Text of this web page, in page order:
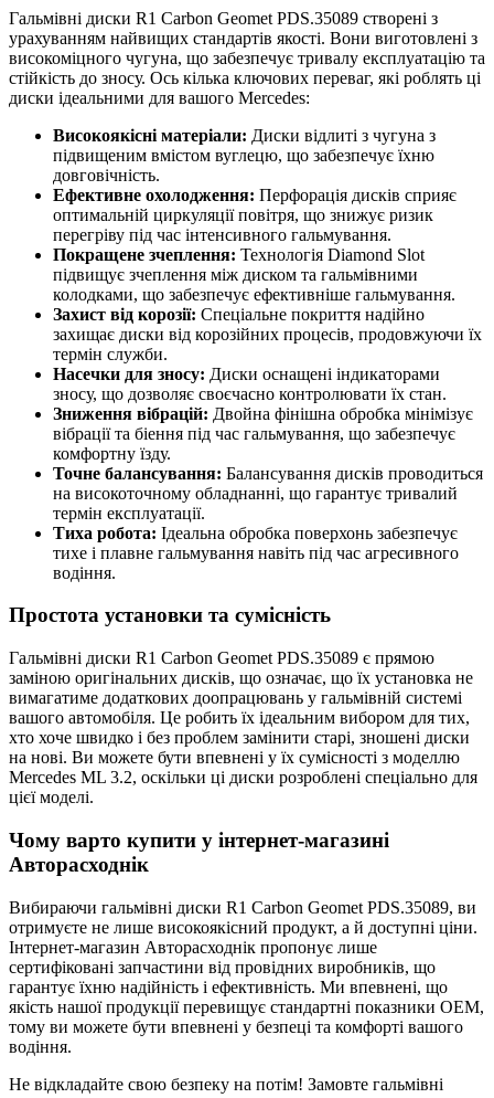
Гальмівні диски R1 Carbon Geomet PDS.35089 створені з
урахуванням найвищих стандартів якості. Вони виготовлені з
високоміцного чугуна, що забезпечує тривалу експлуатацію та
стійкість до зносу. Ось кілька ключових переваг, які роблять ці
диски ідеальними для вашого Mercedes:
Високоякісні матеріали: Диски відлиті з чугуна з
підвищеним вмістом вуглецю, що забезпечує їхню
довговічність.
Ефективне охолодження: Перфорація дисків сприяє
оптимальній циркуляції повітря, що знижує ризик
перегріву під час інтенсивного гальмування.
Покращене зчеплення: Технологія Diamond Slot
підвищує зчеплення між диском та гальмівними
колодками, що забезпечує ефективніше гальмування.
Захист від корозії: Спеціальне покриття надійно
захищає диски від корозійних процесів, продовжуючи їх
термін служби.
Насечки для зносу: Диски оснащені індикаторами
зносу, що дозволяє своєчасно контролювати їх стан.
Зниження вібрацій: Двойна фінішна обробка мінімізує
вібрації та біення під час гальмування, що забезпечує
комфортну їзду.
Точне балансування: Балансування дисків проводиться
на високоточному обладнанні, що гарантує тривалий
термін експлуатації.
Тиха робота: Ідеальна обробка поверхонь забезпечує
тихе і плавне гальмування навіть під час агресивного
водіння.
Простота установки та сумісність
Гальмівні диски R1 Carbon Geomet PDS.35089 є прямою
заміною оригінальних дисків, що означає, що їх установка не
вимагатиме додаткових доопрацювань у гальмівній системі
вашого автомобіля. Це робить їх ідеальним вибором для тих,
хто хоче швидко і без проблем замінити старі, зношені диски
на нові. Ви можете бути впевнені у їх сумісності з моделлю
Mercedes ML 3.2, оскільки ці диски розроблені спеціально для
цієї моделі.
Чому варто купити у інтернет-магазині
Авторасходнік
Вибираючи гальмівні диски R1 Carbon Geomet PDS.35089, ви
отримуєте не лише високоякісний продукт, а й доступні ціни.
Інтернет-магазин Авторасходнік пропонує лише
сертифіковані запчастини від провідних виробників, що
гарантує їхню надійність і ефективність. Ми впевнені, що
якість нашої продукції перевищує стандартні показники OEM,
тому ви можете бути впевнені у безпеці та комфорті вашого
водіння.
Не відкладайте свою безпеку на потім! Замовте гальмівні